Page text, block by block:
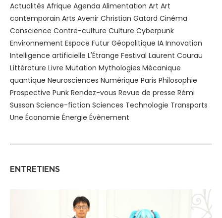
Actualités Afrique Agenda Alimentation Art Art
contemporain Arts Avenir Christian Gatard Cinéma
Conscience Contre-culture Culture Cyberpunk
Environnement Espace Futur Géopolitique IA Innovation
Intelligence artificielle L'Étrange Festival Laurent Courau
Littérature Livre Mutation Mythologies Mécanique
quantique Neurosciences Numérique Paris Philosophie
Prospective Punk Rendez-vous Revue de presse Rémi
Sussan Science-fiction Sciences Technologie Transports
Une Économie Énergie Évènement
ENTRETIENS